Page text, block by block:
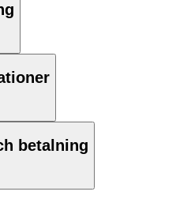
dig
för extra trygghet
betalning